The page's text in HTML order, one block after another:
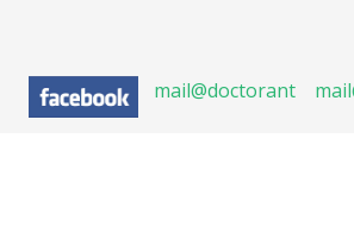
mail@doctorant